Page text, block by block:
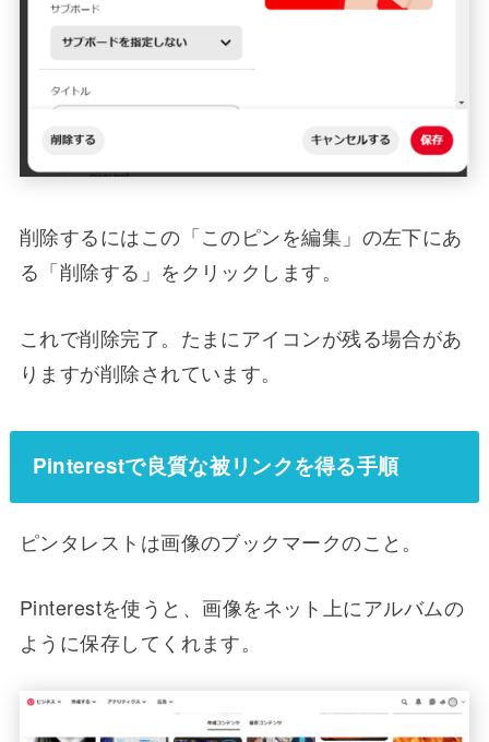
削除するにはこの「このピンを編集」の左下にあ
る「削除する」をクリックします。
これで削除完了。たまにアイコンが残る場合があ
りますが削除されています。
Pinterestで良質な被リンクを得る手順
ピンタレストは画像のブックマークのこと。
Pinterestを使うと、画像をネット上にアルバムの
ように保存してくれます。